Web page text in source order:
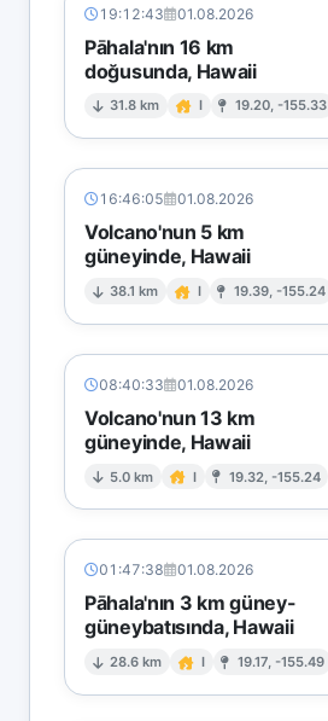
19:12:43 01.08.2026
Pāhala'nın 16 km
doğusunda, Hawaii
31.8 km I 19.20, -155.33
16:46:05 01.08.2026
Volcano'nun 5 km
güneyinde, Hawaii
38.1 km I 19.39, -155.24
08:40:33 01.08.2026
Volcano'nun 13 km
güneyinde, Hawaii
5.0 km I 19.32, -155.24
01:47:38 01.08.2026
Pāhala'nın 3 km güney-
güneybatısında, Hawaii
28.6 km I 19.17, -155.49